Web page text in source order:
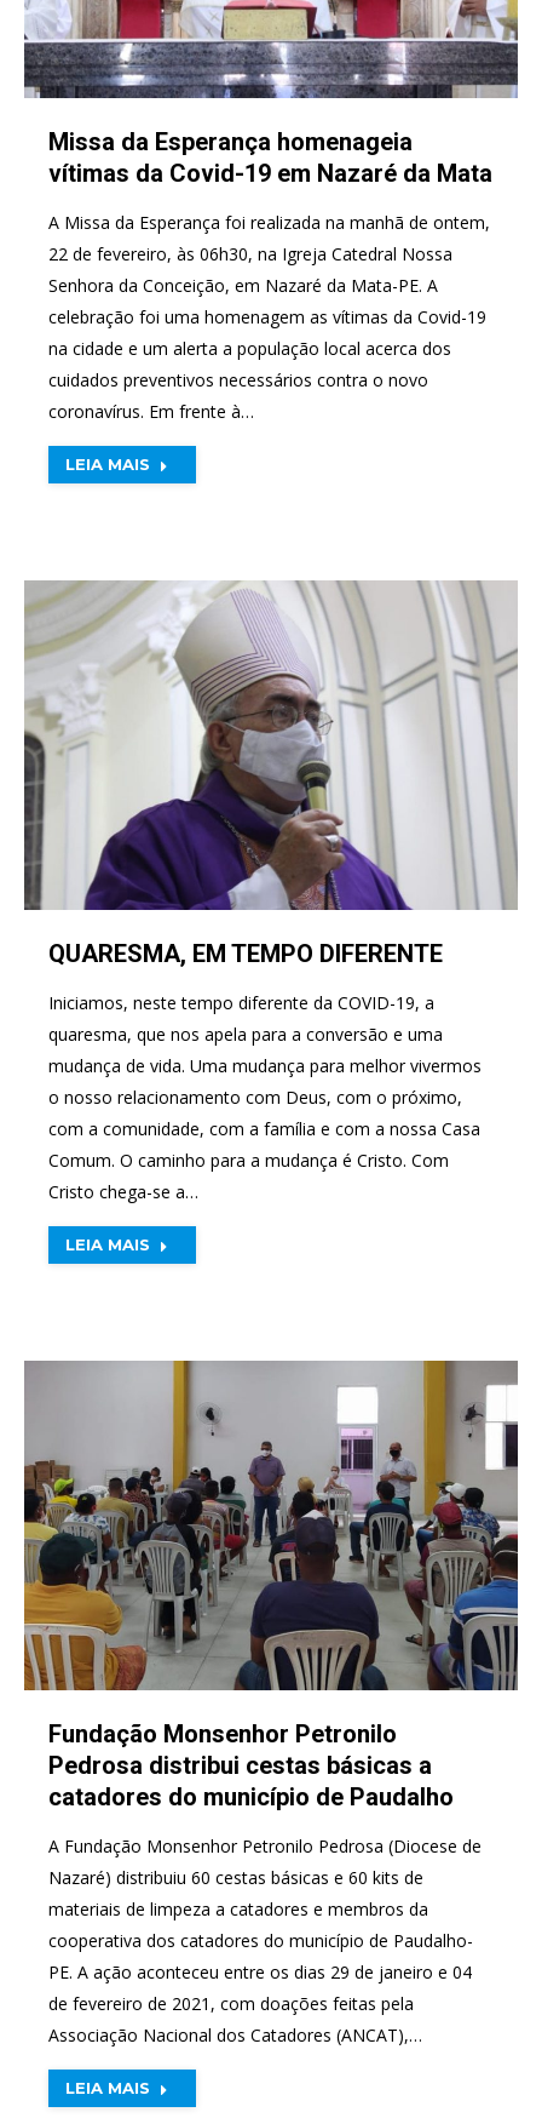
Missa da Esperança homenageia
vítimas da Covid-19 em Nazaré da Mata
A Missa da Esperança foi realizada na manhã de ontem,
22 de fevereiro, às 06h30, na Igreja Catedral Nossa
Senhora da Conceição, em Nazaré da Mata-PE. A
celebração foi uma homenagem as vítimas da Covid-19
na cidade e um alerta a população local acerca dos
cuidados preventivos necessários contra o novo
coronavírus. Em frente à…
LEIA MAIS
QUARESMA, EM TEMPO DIFERENTE
Iniciamos, neste tempo diferente da COVID-19, a
quaresma, que nos apela para a conversão e uma
mudança de vida. Uma mudança para melhor vivermos
o nosso relacionamento com Deus, com o próximo,
com a comunidade, com a família e com a nossa Casa
Comum. O caminho para a mudança é Cristo. Com
Cristo chega-se a…
LEIA MAIS
Fundação Monsenhor Petronilo
Pedrosa distribui cestas básicas a
catadores do município de Paudalho
A Fundação Monsenhor Petronilo Pedrosa (Diocese de
Nazaré) distribuiu 60 cestas básicas e 60 kits de
materiais de limpeza a catadores e membros da
cooperativa dos catadores do município de Paudalho-
PE. A ação aconteceu entre os dias 29 de janeiro e 04
de fevereiro de 2021, com doações feitas pela
Associação Nacional dos Catadores (ANCAT),…
LEIA MAIS